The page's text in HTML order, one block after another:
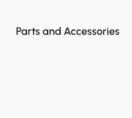
Parts and Accessories